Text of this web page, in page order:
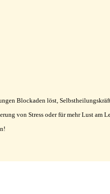
Blockaden löst,
von Stress oder für mehr Lust am